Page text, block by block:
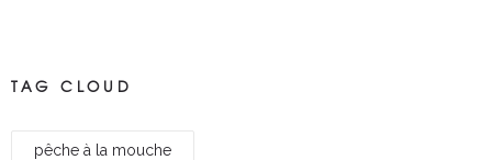
TAG CLOUD
pêche à la mouche